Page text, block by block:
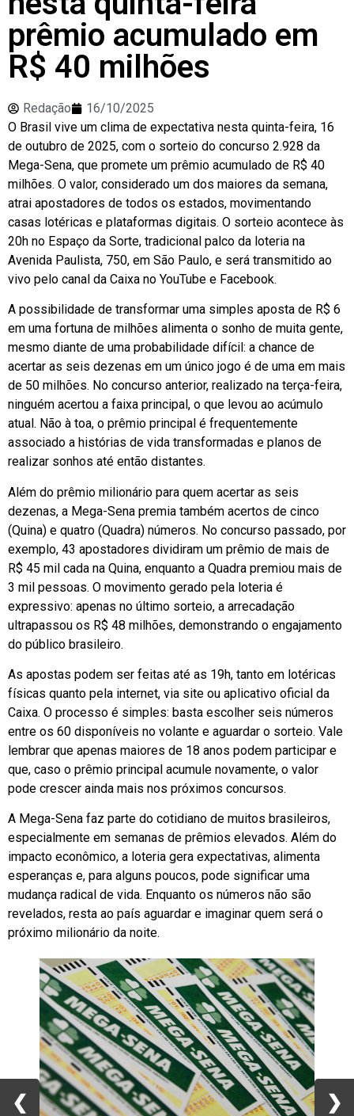
prêmio acumulado em
R$ 40 milhões
Redação
16/10/2025
O Brasil vive um clima de expectativa nesta quinta-feira, 16
de outubro de 2025, com o sorteio do concurso 2.928 da
Mega-Sena, que promete um prêmio acumulado de R$ 40
milhões. O valor, considerado um dos maiores da semana,
atrai apostadores de todos os estados, movimentando
casas lotéricas e plataformas digitais. O sorteio acontece às
20h no Espaço da Sorte, tradicional palco da loteria na
Avenida Paulista, 750, em São Paulo, e será transmitido ao
vivo pelo canal da Caixa no YouTube e Facebook.
A possibilidade de transformar uma simples aposta de R$ 6
em uma fortuna de milhões alimenta o sonho de muita gente,
mesmo diante de uma probabilidade difícil: a chance de
acertar as seis dezenas em um único jogo é de uma em mais
de 50 milhões. No concurso anterior, realizado na terça-feira,
ninguém acertou a faixa principal, o que levou ao acúmulo
atual. Não à toa, o prêmio principal é frequentemente
associado a histórias de vida transformadas e planos de
realizar sonhos até então distantes.
Além do prêmio milionário para quem acertar as seis
dezenas, a Mega-Sena premia também acertos de cinco
(Quina) e quatro (Quadra) números. No concurso passado, por
exemplo, 43 apostadores dividiram um prêmio de mais de
R$ 45 mil cada na Quina, enquanto a Quadra premiou mais de
3 mil pessoas. O movimento gerado pela loteria é
expressivo: apenas no último sorteio, a arrecadação
ultrapassou os R$ 48 milhões, demonstrando o engajamento
do público brasileiro.
As apostas podem ser feitas até as 19h, tanto em lotéricas
físicas quanto pela internet, via site ou aplicativo oficial da
Caixa. O processo é simples: basta escolher seis números
entre os 60 disponíveis no volante e aguardar o sorteio. Vale
lembrar que apenas maiores de 18 anos podem participar e
que, caso o prêmio principal acumule novamente, o valor
pode crescer ainda mais nos próximos concursos.
A Mega-Sena faz parte do cotidiano de muitos brasileiros,
especialmente em semanas de prêmios elevados. Além do
impacto econômico, a loteria gera expectativas, alimenta
esperanças e, para alguns poucos, pode significar uma
mudança radical de vida. Enquanto os números não são
revelados, resta ao país aguardar e imaginar quem será o
próximo milionário da noite.
❮ ❯
❮ ❯